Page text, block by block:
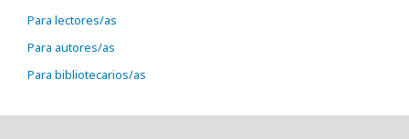
Para lectores/as
Para autores/as
Para bibliotecarios/as